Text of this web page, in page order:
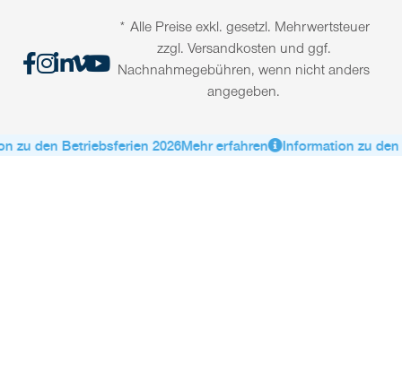
* Alle Preise exkl. gesetzl. Mehrwertsteuer
zzgl. Versandkosten und ggf.
Nachnahmegebühren, wenn nicht anders
angegeben.
zu den Betriebsferien 2026Mehr erfahren Information zu den